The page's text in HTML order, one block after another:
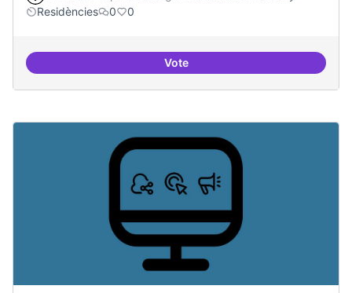
Residències
0 0
VoteComunitat i continuitat